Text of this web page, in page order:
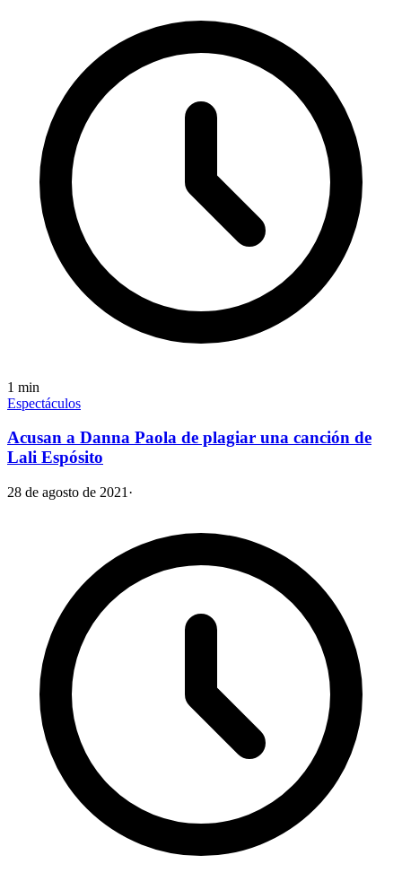
1 min
Espectáculos
Acusan a Danna Paola de plagiar una canción de
Lali Espósito
28 de agosto de 2021 ·